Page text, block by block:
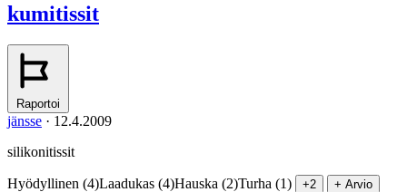
kumitissit
Raportoi
jänsse · 12.4.2009
silikonitissit
Hyödyllinen (4)Laadukas (4)Hauska (2)Turha (1) +2 + Arvio